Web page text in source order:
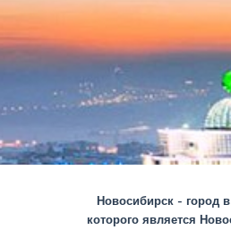
Новосибирск - город
которого является